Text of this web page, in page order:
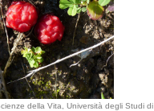
della Vita, Università degli Studi di